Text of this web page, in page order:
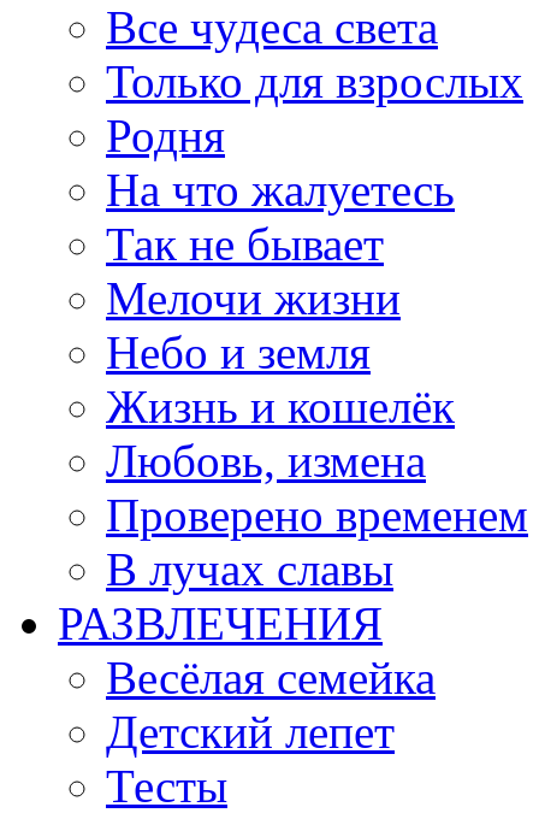
Все чудеса света
Только для взрослых
Родня
На что жалуетесь
Так не бывает
Мелочи жизни
Небо и земля
Жизнь и кошелёк
Любовь, измена
Проверено временем
В лучах славы
РАЗВЛЕЧЕНИЯ
Весёлая семейка
Детский лепет
Тесты